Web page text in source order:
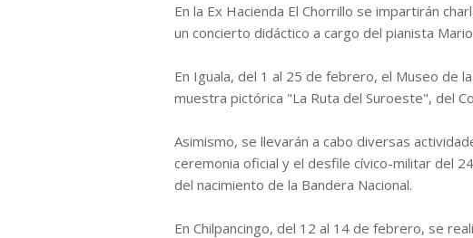
En la Ex Hacienda El Chorrillo se impartirán
un concierto didáctico a cargo del pianista
En Iguala, del 1 al 25 de febrero, el Museo de
muestra pictórica "La Ruta del Suroeste", del
Asimismo, se llevarán a cabo diversas
ceremonia oficial y el desfile cívico-militar del
del nacimiento de la Bandera Nacional.
En Chilpancingo, del 12 al 14 de febrero, se